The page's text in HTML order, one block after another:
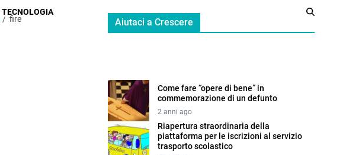
TECNOLOGIA
fire Aiutaci a Crescere
Come fare “opere di bene” in
commemorazione di un defunto
2 anni ago
Riapertura straordinaria della
piattaforma per le iscrizioni al servizio
trasporto scolastico